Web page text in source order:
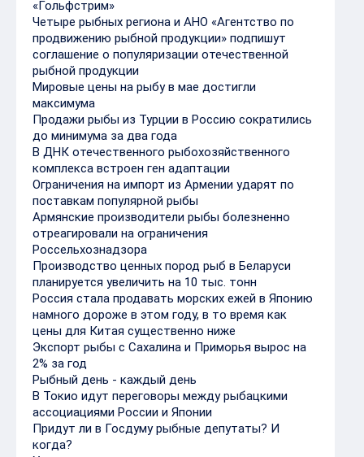
«Гольфстрим»
Четыре рыбных региона и АНО «Агентство по
продвижению рыбной продукции» подпишут
соглашение о популяризации отечественной
рыбной продукции
Мировые цены на рыбу в мае достигли
максимума
Продажи рыбы из Турции в Россию сократились
до минимума за два года
В ДНК отечественного рыбохозяйственного
комплекса встроен ген адаптации
Ограничения на импорт из Армении ударят по
поставкам популярной рыбы
Армянские производители рыбы болезненно
отреагировали на ограничения
Россельхознадзора
Производство ценных пород рыб в Беларуси
планируется увеличить на 10 тыс. тонн
Россия стала продавать морских ежей в Японию
намного дороже в этом году, в то время как
цены для Китая существенно ниже
Экспорт рыбы с Сахалина и Приморья вырос на
2% за год
Рыбный день - каждый день
В Токио идут переговоры между рыбацкими
ассоциациями России и Японии
Придут ли в Госдуму рыбные депутаты? И
когда?